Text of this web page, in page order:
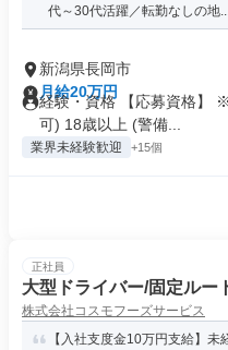
代～30代活躍／転勤なしの地
新潟県長岡市
月給20万円
経験・資格 【応募資格】
可) 18歳以上 (警備...
業界未経験歓迎 +15個
正社員
大型ドライバー/固定ルー
株式会社コスモフーズサービス
【入社支度金10万円支給】